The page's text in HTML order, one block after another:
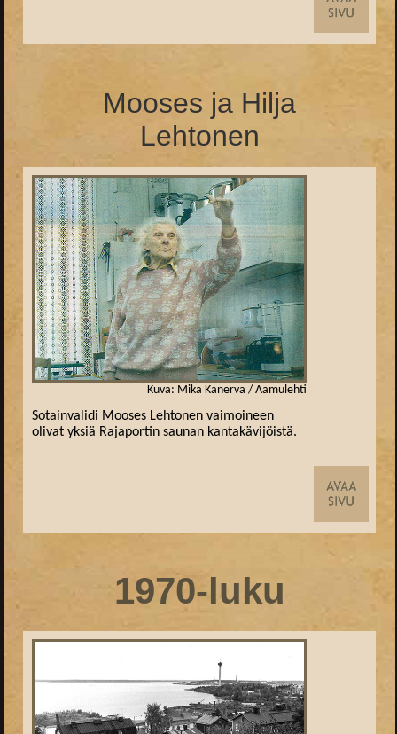
Mooses ja Hilja
Lehtonen
Kuva: Mika Kanerva / Aamulehti
Sotainvalidi Mooses Lehtonen vaimoineen
olivat yksiä Rajaportin saunan kantakävijöistä.
1970-luku